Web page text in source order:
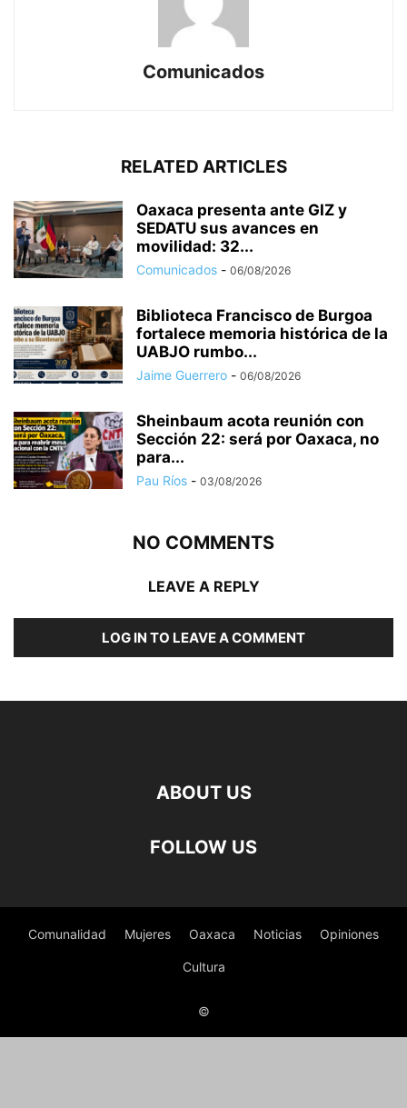
Comunicados
RELATED ARTICLES
Oaxaca presenta ante GIZ y
SEDATU sus avances en
movilidad: 32...
Comunicados - 06/08/2026
Biblioteca Francisco de Burgoa
fortalece memoria histórica de la
UABJO rumbo...
Jaime Guerrero - 06/08/2026
Sheinbaum acota reunión con
Sección 22: será por Oaxaca, no
para...
Pau Ríos - 03/08/2026
NO COMMENTS
LEAVE A REPLY
LOG IN TO LEAVE A COMMENT
ABOUT US
FOLLOW US
Comunalidad Mujeres Oaxaca Noticias Opiniones
Cultura
©